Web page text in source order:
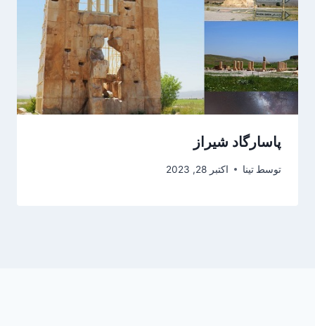
پاسارگاد شیراز
توسط تینا اکتبر 28, 2023